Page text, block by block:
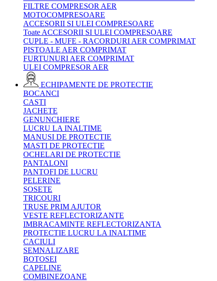
FILTRE COMPRESOR AER
MOTOCOMPRESOARE
ACCESORII SI ULEI COMPRESOARE
Toate ACCESORII SI ULEI COMPRESOARE
CUPLE - MUFE - RACORDURI AER COMPRIMAT
PISTOALE AER COMPRIMAT
FURTUNURI AER COMPRIMAT
ULEI COMPRESOR AER
ECHIPAMENTE DE PROTECTIE
BOCANCI
CASTI
JACHETE
GENUNCHIERE
LUCRU LA INALTIME
MANUSI DE PROTECTIE
MASTI DE PROTECTIE
OCHELARI DE PROTECTIE
PANTALONI
PANTOFI DE LUCRU
PELERINE
SOSETE
TRICOURI
TRUSE PRIM AJUTOR
VESTE REFLECTORIZANTE
IMBRACAMINTE REFLECTORIZANTA
PROTECTIE LUCRU LA INALTIME
CACIULI
SEMNALIZARE
BOTOSEI
CAPELINE
COMBINEZOANE